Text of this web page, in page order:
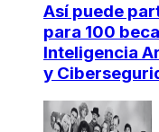
Así puede
para 100
Inteligencia
y